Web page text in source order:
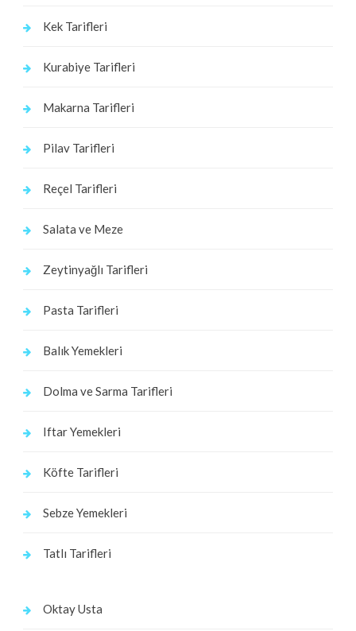
Kek Tarifleri
Kurabiye Tarifleri
Makarna Tarifleri
Pilav Tarifleri
Reçel Tarifleri
Salata ve Meze
Zeytinyağlı Tarifleri
Pasta Tarifleri
Balık Yemekleri
Dolma ve Sarma Tarifleri
Iftar Yemekleri
Köfte Tarifleri
Sebze Yemekleri
Tatlı Tarifleri
Oktay Usta